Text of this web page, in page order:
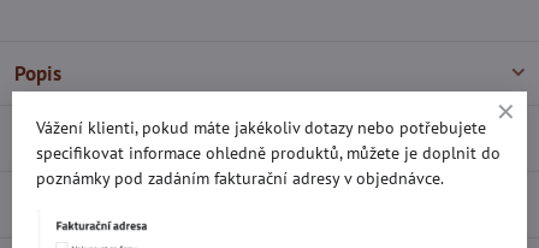
Popis
Recenze 0
Vážení klienti, pokud máte jakékoliv dotazy nebo potřebujete
specifikovat informace ohledně produktů, můžete je doplnit do
poznámky pod zadáním fakturační adresy v objednávce.